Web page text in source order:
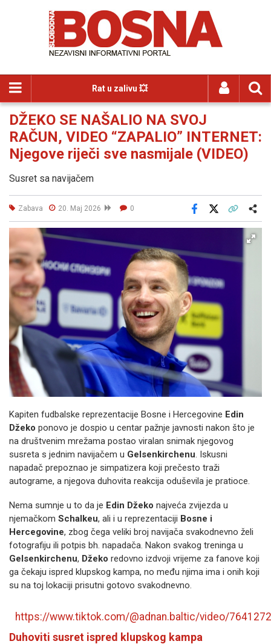
Rat u zalivu 💥
DŽEKO SE NAŠALIO NA SVOJ
RAČUN, VIDEO “ZAPALIO” INTERNET:
Njegove riječi sve nasmijale (VIDEO)
Susret sa navijačem
Zabava 20. Maj 2026 0
Facebook
Kapiten fudbalske reprezentacije Bosne i Hercegovine Edin
Džeko ponovo je dospio u centar pažnje javnosti nakon što je
na društvenim mrežama postao viralan snimak njegovog
susreta s jednim navijačem u Gelsenkirchenu. Iskusni
napadač prepoznao je simpatizera koji prečesto traži
autograme, a njegova duhovita reakcija oduševila je pratioce.
Nema sumnje u to da je Edin Džeko najveća zvijezda u
njemačkom Schalkeu, ali i u reprezentaciji Bosne i
Hercegovine, zbog čega veliki broj navijača svakodnevno želi
fotografiju ili potpis bh. napadača. Nakon svakog treninga u
Gelsenkirchenu, Džeko redovno izdvoji vrijeme za fanove koji
ga čekaju ispred klupskog kampa, no među njima ima i onih koji
su na toj lokaciji prisutni gotovo svakodnevno.
https://www.tiktok.com/@adnan.baltic/video/
Duhoviti susret ispred klupskog kampa